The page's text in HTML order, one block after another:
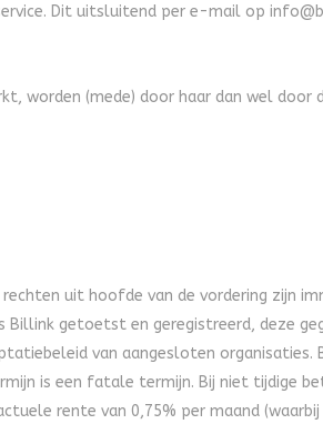
Dit uitsluitend per e-mail op
worden (mede) door haar dan wel door
uit hoofde van de vordering zijn
Billink getoetst en geregistreerd, deze
van aangesloten
is een fatale termijn. Bij niet tijdige
rente van 0,75% per maand